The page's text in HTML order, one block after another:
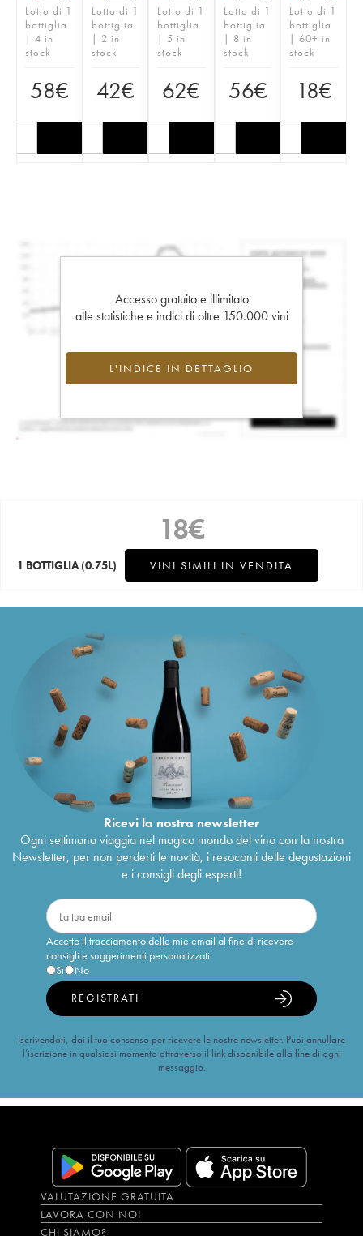
Lotto di 1
bottiglia
| 4 in
stock
58€
Lotto di 1
bottiglia
| 2 in
stock
42€
Lotto di 1
bottiglia
| 5 in
stock
62€
Lotto di 1
bottiglia
| 8 in
stock
56€
Lotto di 1
bottiglia
| 60+ in
stock
18€
Accesso gratuito e illimitato
alle statistiche e indici di oltre 150.000 vini
L'INDICE IN DETTAGLIO
18€
1 BOTTIGLIA (0.75L) VINI SIMILI IN VENDITA
Ricevi la nostra newsletter
Ogni settimana viaggia nel magico mondo del vino con la nostra
Newsletter, per non perderti le novità, i resoconti delle degustazioni
e i consigli degli esperti!
Accetto il tracciamento delle mie email al fine di ricevere
consigli e suggerimenti personalizzati
Sì
No
REGISTRATI
Iscrivendoti, dai il tuo consenso per ricevere le nostre newsletter. Puoi annullare
l’iscrizione in qualsiasi momento attraverso il link disponibile alla fine di ogni
messaggio.
VALUTAZIONE GRATUITA
LAVORA CON NOI
CHI SIAMO?